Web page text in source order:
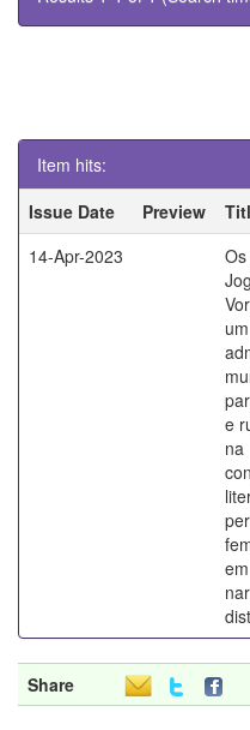
Item hits:
Issue Date
Preview
14-Apr-2023
um
e
na
em
Share